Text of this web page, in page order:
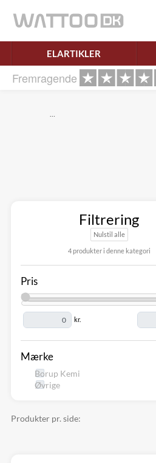
ELARTIKLER
Fremragende
…
Filtrering
Nulstil alle
4 produkter i denne kategori
Pris
kr.
Mærke
Borup Kemi
Øvrige
Produkter pr. side:
Ret samtykke!